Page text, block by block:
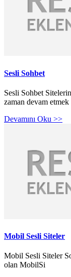
Sesli Sohbet
Sesli Sohbet
zaman devam etmek
Devamını Oku >>
Mobil Sesli Siteler
Mobil Sesli Siteler
olan MobilSi